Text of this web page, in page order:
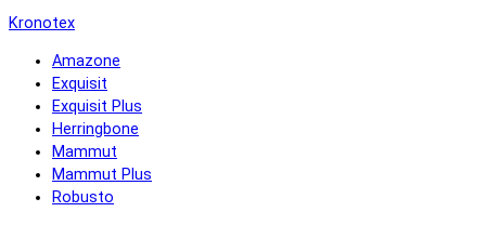
Kronotex
Amazone
Exquisit
Exquisit Plus
Herringbone
Mammut
Mammut Plus
Robusto